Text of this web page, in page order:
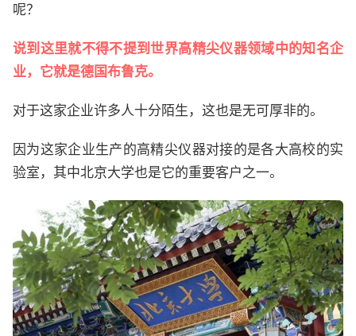
呢？
说到这里就不得不提到世界高精尖仪器领域中的知名企
业，它就是德国布鲁克。
对于这家企业许多人十分陌生，这也是无可厚非的。
因为这家企业生产的高精尖仪器对接的是各大高校的实
验室，其中北京大学也是它的重要客户之一。